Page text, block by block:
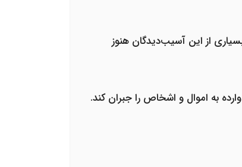
بودند. بسیاری از این آسیب‌دیدگان هنوز
وارده به اموال و اشخاص را جبران کند.